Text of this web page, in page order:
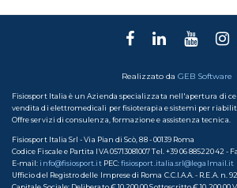
Realizzato da GEB Software
Fisiosport Italia è un Azienda specializzata nell'apertura di
vendita di elettromedicali per fisioterapia e sistemi per
Offre servizi di consulenza, formazione e assistenza tecnica.
Fisiosport Italia Srl - Via Pian di Scò, 88 - 00139 Roma
Codice Fiscale e Partita IVA 05713081007 Tel. +39 06 88522042 -
E-mail: info@fisiosport.itPEC:fisiosport.italia.srl@legalmail.it
Ufficio del Registro delle Imprese di Roma C.C.I.A.A. - R.E.A. n.